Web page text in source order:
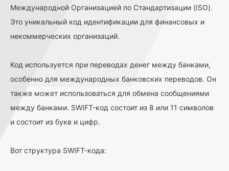
Международной Организацией по Стандартизации (ISO).
Это уникальный код идентификации для финансовых и
некоммерческих организаций.
Код используется при переводах денег между банками,
особенно для международных банковских переводов. Он
также может использоваться для обмена сообщениями
между банками. SWIFT-код состоит из 8 или 11 символов
и состоит из букв и цифр.
Вот структура SWIFT-кода: